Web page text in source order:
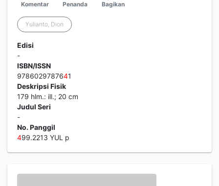
Komentar Penanda Bagikan
Yulianto, Dion
Edisi
-
ISBN/ISSN
9786029787641
Deskripsi Fisik
179 hlm.: ill.; 20 cm
Judul Seri
-
No. Panggil
499.2213 YUL p